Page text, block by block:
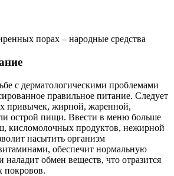
порах – народные средства
с дерматологическими проблемами
правильное питание. Следует
привычек, жирной, жаренной,
острой пищи. Ввести в меню больше
кисломолочных продуктов, нежирной
насытить организм
обеспечит нормальную
наладит обмен веществ, что отразится
покровов.